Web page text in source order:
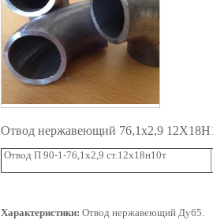
Отвод нержавеющий 76,1х2,9
Отвод П 90-1-76,1х2,9 ст.12х18н10т
Характеристики: Отвод нержавеющий Ду65.